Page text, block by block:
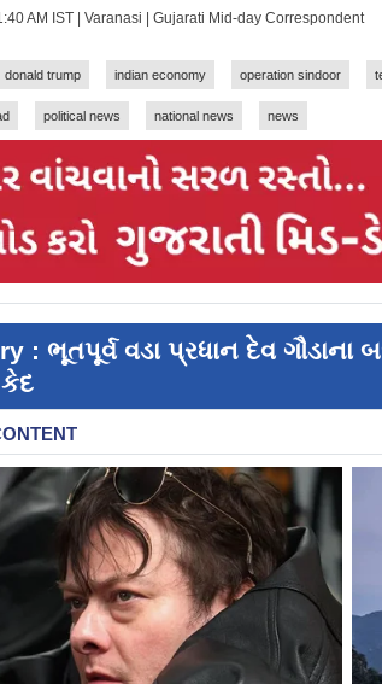
AM IST | Varanasi | Gujarati Mid-day Correspondent
donald trump indian economy operation sindoor
political news national news news
: ભૂતપૂર્વ વડા પ્રધાન દેવ ગૌડાના